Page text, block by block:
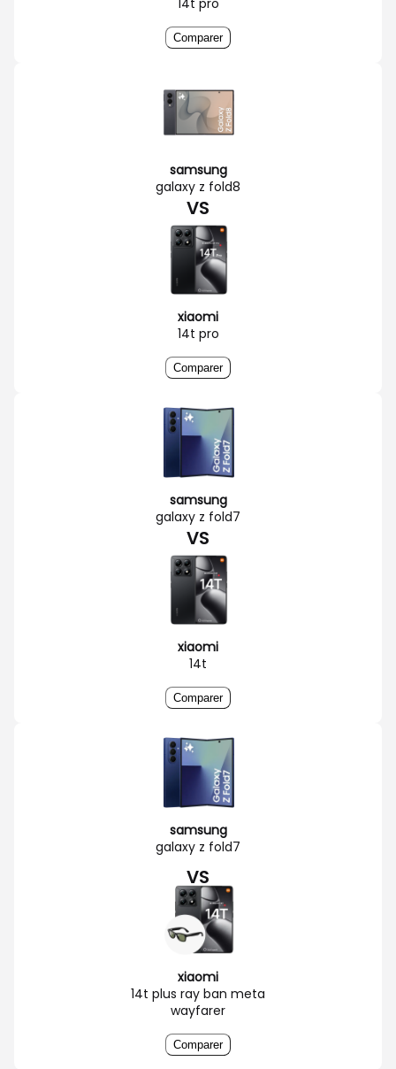
Comparer
samsung
galaxy z fold8
VS
xiaomi
14t pro
Comparer
samsung
galaxy z fold7
VS
xiaomi
14t
Comparer
samsung
galaxy z fold7
VS
xiaomi
14t plus ray ban meta
wayfarer
Comparer